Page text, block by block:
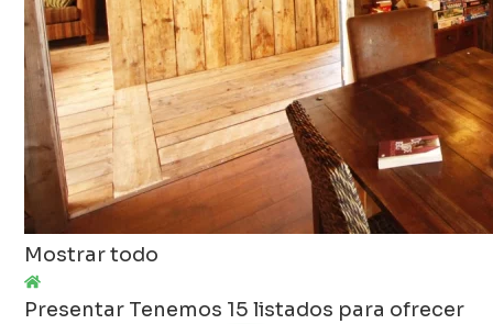
Mostrar todo
Presentar Tenemos 15 listados para ofrecer